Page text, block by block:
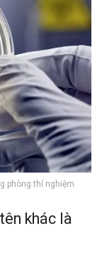
phòng thí nghiệm
khác là